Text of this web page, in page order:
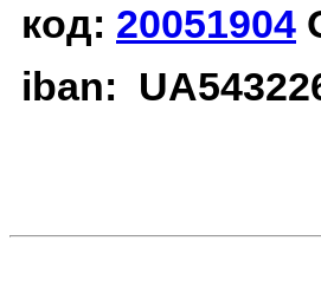
код: 20051904
iban: